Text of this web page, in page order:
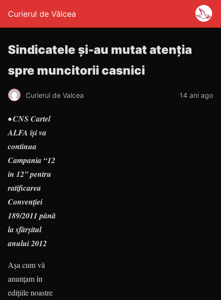
Curierul de Vâlcea
Sindicatele şi-au mutat atenţia
spre muncitorii casnici
Curierul de Valcea 14 ani ago
• CNS Cartel
ALFA îşi va
continua
Campania “12
în 12” pentru
ratificarea
Convenţiei
189/2011 până
la sfârşitul
anului 2012
Aşa cum vă
anunţam în
ediţiile noastre